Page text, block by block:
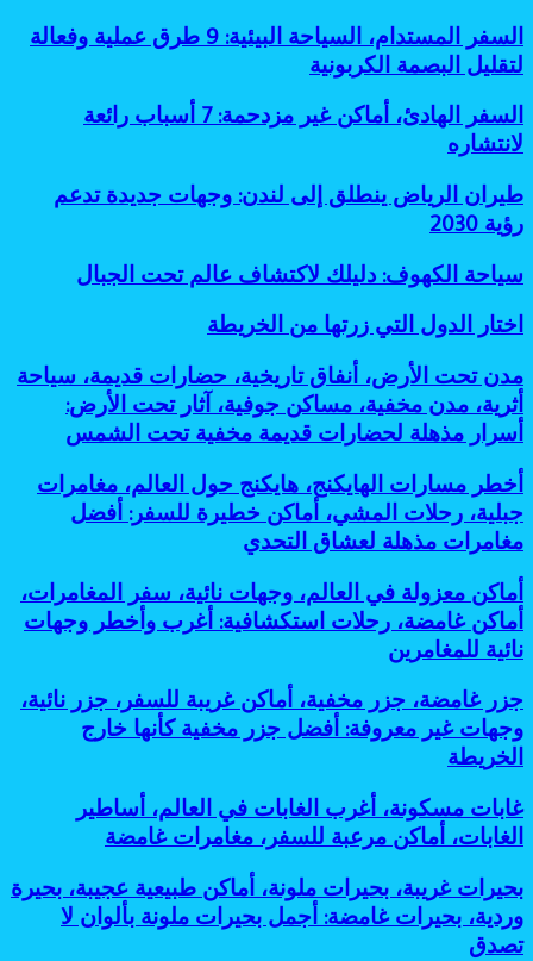
السفر
المستدام،
السياحة
البيئية:
9
طرق
وفعالة
لتقليل
البصمة
السفر المستدام، السياحة البيئية: 9 طرق عملية وفعالة
لتقليل البصمة الكربونية
السفر
الهادئ،
أماكن
مزدحمة:
7
رائعة
لانتشاره
السفر الهادئ، أماكن غير مزدحمة: 7 أسباب رائعة
لانتشاره
طيران
الرياض
ينطلق
لندن:
جديدة
رؤية
2030
طيران الرياض ينطلق إلى لندن: وجهات جديدة تدعم
رؤية 2030
سياحة
الكهوف:
دليلك
لاكتشاف
تحت
الجبال
سياحة الكهوف: دليلك لاكتشاف عالم تحت الجبال
اختار
الدول
زرتها
من
الخريطة
اختار الدول التي زرتها من الخريطة
مدن
تحت
الأرض،
أنفاق
حضارات
قديمة،
سياحة
أثرية،
مدن
مخفية،
مساكن
جوفية،
آثار
الأرض:
أسرار
مذهلة
قديمة
مخفية
تحت
مدن تحت الأرض، أنفاق تاريخية، حضارات قديمة، سياحة
أثرية، مدن مخفية، مساكن جوفية، آثار تحت الأرض:
أسرار مذهلة لحضارات قديمة مخفية تحت الشمس
أخطر
مسارات
الهايكنج،
هايكنج
العالم،
مغامرات
جبلية،
رحلات
أماكن
خطيرة
للسفر:
أفضل
مغامرات
مذهلة
لعشاق
أخطر مسارات الهايكنج، هايكنج حول العالم، مغامرات
جبلية، رحلات المشي، أماكن خطيرة للسفر: أفضل
مغامرات مذهلة لعشاق التحدي
أماكن
معزولة
في
العالم،
نائية،
سفر
المغامرات،
أماكن
رحلات
استكشافية:
وأخطر
وجهات
نائية
للمغامرين
أماكن معزولة في العالم، وجهات نائية، سفر المغامرات،
أماكن غامضة، رحلات استكشافية: أغرب وأخطر وجهات
نائية للمغامرين
جزر
غامضة،
جزر
مخفية،
غريبة
للسفر،
جزر
وجهات
غير
معروفة:
جزر غامضة، جزر مخفية، أماكن غريبة للسفر، جزر نائية،
وجهات غير معروفة: أفضل جزر مخفية كأنها خارج
الخريطة
غابات
مسكونة،
أغرب
في
العالم،
أساطير
غابات مسكونة، أغرب الغابات في العالم، أساطير
الغابات، أماكن مرعبة للسفر، مغامرات غامضة
بحيرات
غريبة،
بحيرات
ملونة،
بحيرات غريبة، بحيرات ملونة، أماكن طبيعية عجيبة، بحيرة
وردية، بحيرات غامضة: أجمل بحيرات ملونة بألوان لا
تصدق